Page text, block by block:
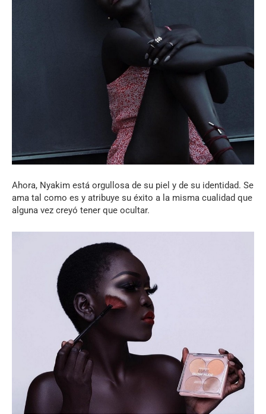
Ahora, Nyakim está orgullosa de su piel y de su identidad. Se
ama tal como es y atribuye su éxito a la misma cualidad que
alguna vez creyó tener que ocultar.